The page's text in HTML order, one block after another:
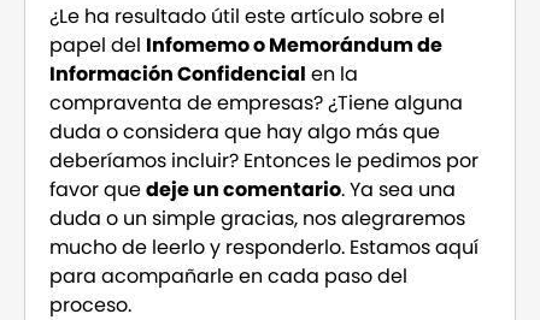
¿Le ha resultado útil este artículo sobre el
papel del Infomemo o Memorándum de
Información Confidencial en la
compraventa de empresas? ¿Tiene alguna
duda o considera que hay algo más que
deberíamos incluir? Entonces le pedimos por
favor quedeje un comentario. Ya sea una
duda o un simple gracias, nos alegraremos
mucho de leerlo y responderlo. Estamos aquí
para acompañarle en cada paso del
proceso.